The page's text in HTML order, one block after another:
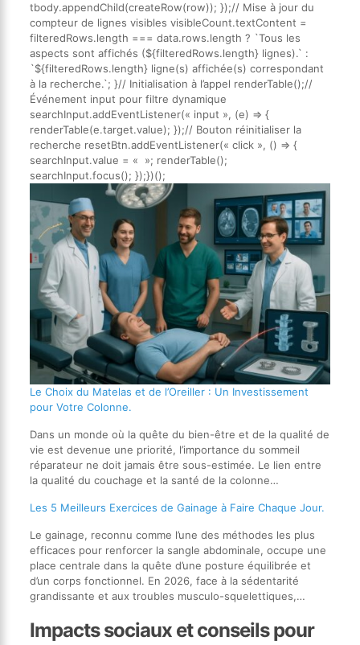
tbody.appendChild(createRow(row)); });// Mise à jour du
compteur de lignes visibles visibleCount.textContent =
filteredRows.length === data.rows.length ? `Tous les
aspects sont affichés (${filteredRows.length} lignes).` :
`${filteredRows.length} ligne(s) affichée(s) correspondant
à la recherche.`; }// Initialisation à l’appel renderTable();//
Événement input pour filtre dynamique
searchInput.addEventListener(« input », (e) => {
renderTable(e.target.value); });// Bouton réinitialiser la
recherche resetBtn.addEventListener(« click », () => {
searchInput.value = « »; renderTable();
searchInput.focus(); });})();
Le Choix du Matelas et de l’Oreiller : Un Investissement
pour Votre Colonne.
Dans un monde où la quête du bien-être et de la qualité de
vie est devenue une priorité, l’importance du sommeil
réparateur ne doit jamais être sous-estimée. Le lien entre
la qualité du couchage et la santé de la colonne…
Les 5 Meilleurs Exercices de Gainage à Faire Chaque Jour.
Le gainage, reconnu comme l’une des méthodes les plus
efficaces pour renforcer la sangle abdominale, occupe une
place centrale dans la quête d’une posture équilibrée et
d’un corps fonctionnel. En 2026, face à la sédentarité
grandissante et aux troubles musculo-squelettiques,…
Impacts sociaux et conseils pour